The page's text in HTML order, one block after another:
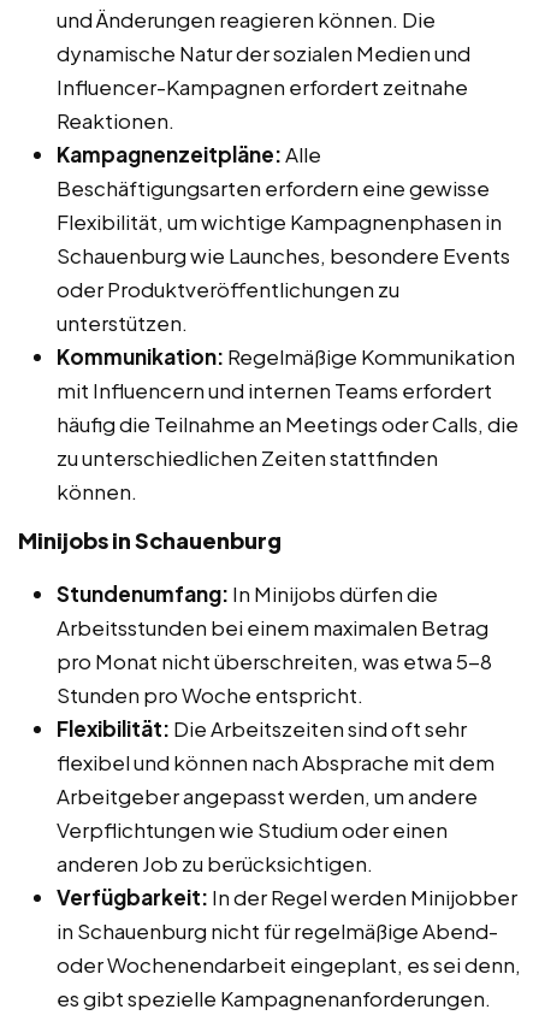
und Änderungen reagieren können. Die
dynamische Natur der sozialen Medien und
Influencer-Kampagnen erfordert zeitnahe
Reaktionen.
Kampagnenzeitpläne:Alle
Beschäftigungsarten erfordern eine gewisse
Flexibilität, um wichtige Kampagnenphasen in
Schauenburg wie Launches, besondere Events
oder Produktveröffentlichungen zu
unterstützen.
Kommunikation: Regelmäßige Kommunikation
mit Influencern und internen Teams erfordert
häufig die Teilnahme an Meetings oder Calls, die
zu unterschiedlichen Zeiten stattfinden
können.
Minijobs in Schauenburg
Stundenumfang: In Minijobs dürfen die
Arbeitsstunden bei einem maximalen Betrag
pro Monat nicht überschreiten, was etwa 5-8
Stunden pro Woche entspricht.
Flexibilität: Die Arbeitszeiten sind oft sehr
flexibel und können nach Absprache mit dem
Arbeitgeber angepasst werden, um andere
Verpflichtungen wie Studium oder einen
anderen Job zu berücksichtigen.
Verfügbarkeit: In der Regel werden Minijobber
in Schauenburg nicht für regelmäßige Abend-
oder Wochenendarbeit eingeplant, es sei denn,
es gibt spezielle Kampagnenanforderungen.